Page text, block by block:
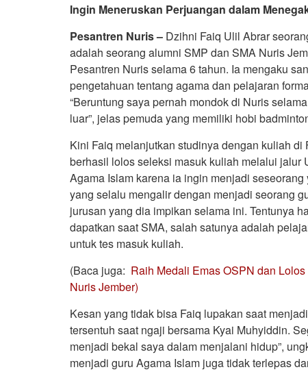
Ingin Meneruskan Perjuangan dalam
Pesantren Nuris – Dzihni Faiq Ulil Abrar
adalah seorang alumni SMP dan SMA Nuris
Pesantren Nuris selama 6 tahun. Ia mengaku
pengetahuan tentang agama dan pelajaran
“Beruntung saya pernah mondok di Nuris
luar”, jelas pemuda yang memiliki hobi
Kini Faiq melanjutkan studinya dengan kuliah
berhasil lolos seleksi masuk kuliah melalui
Agama Islam karena ia ingin menjadi
yang selalu mengalir dengan menjadi seorang
jurusan yang dia impikan selama ini. Tentunya
dapatkan saat SMA, salah satunya adalah
untuk tes masuk kuliah.
(Baca juga: Raih Medali Emas OSPN dan
Nuris Jember)
Kesan yang tidak bisa Faiq lupakan saat
tersentuh saat ngaji bersama Kyai Muhyiddin.
menjadi bekal saya dalam menjalani hidup”,
menjadi guru Agama Islam juga tidak terlepas